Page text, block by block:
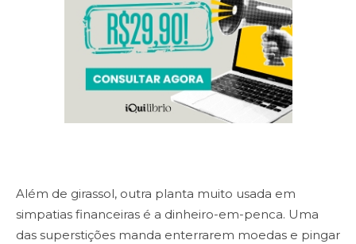
Além de girassol, outra planta muito usada em
simpatias financeiras é a dinheiro-em-penca. Uma
das superstições manda enterrarem moedas e pingar